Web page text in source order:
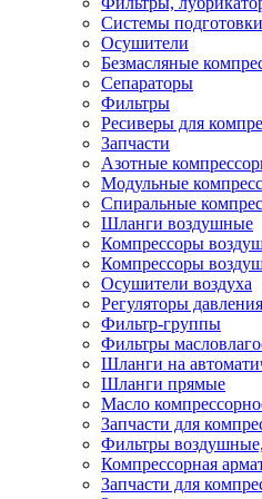
Системы
Осушители
Безмасляные
Сепараторы
Фильтры
Ресиверы для
Запчасти
Азотные
Модульные
Спиральные
Шланги воздушные
Компрессоры
Компрессоры
Осушители воздуха
Регуляторы давления
Фильтр-группы
Фильтры
Шланги на
Шланги прямые
Масло
Запчасти для
Фильтры
Компрессорная
Запчасти для